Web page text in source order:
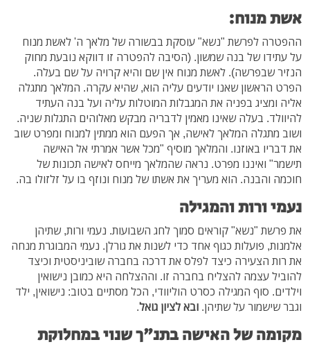
אשת מנוח:
ההפטרה לפרשת "נשא" עוסקת בבשורה של מלאך ה' לאשת מנוח
על עתידו של בנה שמשון. (הסיבה להפטרה זו דווקא נובעת מחוק
הנזיר שבפרשה). לאשת מנוח אין שם והיא קרויה על שם בעלה.
הפרט הראשון שאנו יודעים עליה הוא, שהיא עקרה. המלאך מתגלה
אליה ומציג בפניה את המגבלות המוטלות עליה ועל בנה העתיד
להיוולד. בעלה שאינו מאמין לדבריה מבקש מאלוהים התגלות שניה.
ושוב מתגלה המלאך לאישה, אך הפעם הוא ממתין למנוח ומפרט שוב
את דבריו באוזנו. והמלאך מוסיף "מכל אשר אמרתי אל האישה
תישמר" ואיננו מפרט. נראה שהמלאך מייחס לאישה תכונות של
חוכמה והבנה. הוא מעריך את אשתו של מנוח ונוזף בו על זלזולו בה.
נעמי ורות והמגילה
את פרשת "נשא" קוראים סמוך לחג השבועות. נעמי ורות, שתיהן
אלמנות, פועלות כגוף אחד כדי לשנות את גורלן. נעמי המבוגרת מנחה
את רות הצעירה כיצד לפלס את דרכה בחברה שוביניסטית וכיצד
להוביל עצמה להצליח בחברה זו. וההצלחה היא כמובן נישואין
וילדים. סוף המגילה כסרט הוליוודי, הכל מסתיים בטוב: נישואין, ילד
וגבר שישמור על שתיהן. ובא לציון גואל.
מקומה של האישה בתנ"ך שנוי במחלוקת